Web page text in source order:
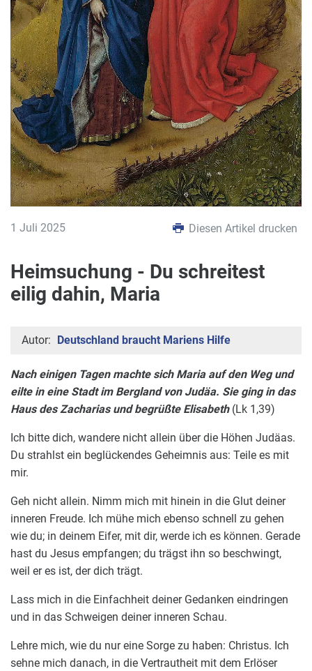
1 Juli 2025 Diesen Artikel drucken
Heimsuchung - Du schreitest
eilig dahin, Maria
Autor: Deutschland braucht Mariens Hilfe
Nach einigen Tagen machte sich Maria auf den Weg und
eilte in eine Stadt im Bergland von Judäa. Sie ging in das
Haus des Zacharias und begrüßte Elisabeth (Lk 1,39)
Ich bitte dich, wandere nicht allein über die Höhen Judäas.
Du strahlst ein beglückendes Geheimnis aus: Teile es mit
mir.
Geh nicht allein. Nimm mich mit hinein in die Glut deiner
inneren Freude. Ich mühe mich ebenso schnell zu gehen
wie du; in deinem Eifer, mit dir, werde ich es können. Gerade
hast du Jesus empfangen; du trägst ihn so beschwingt,
weil er es ist, der dich trägt.
Lass mich in die Einfachheit deiner Gedanken eindringen
und in das Schweigen deiner inneren Schau.
Lehre mich, wie du nur eine Sorge zu haben: Christus. Ich
sehne mich danach, in die Vertrautheit mit dem Erlöser